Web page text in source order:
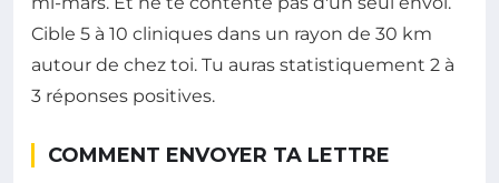
Cible 5 à 10 cliniques dans un rayon de 30 km
autour de chez toi. Tu auras statistiquement 2 à
3 réponses positives.
COMMENT ENVOYER TA LETTRE